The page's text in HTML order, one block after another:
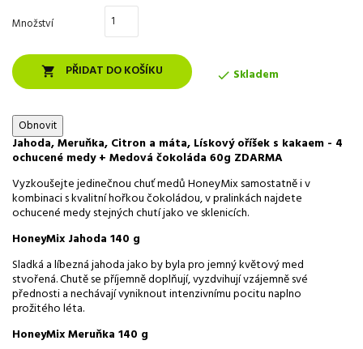
Množství
 PŘIDAT DO KOŠÍKU  Skladem
Jahoda, Meruňka, Citron a máta, Lískový oříšek s kakaem - 4
ochucené medy + Medová čokoláda 60g ZDARMA
Vyzkoušejte jedinečnou chuť medů HoneyMix samostatně i v
kombinaci s kvalitní hořkou čokoládou, v pralinkách najdete
ochucené medy stejných chutí jako ve sklenicích.
HoneyMix Jahoda 140 g
Sladká a líbezná jahoda jako by byla pro jemný květový med
stvořená. Chutě se příjemně doplňují, vyzdvihují vzájemně své
přednosti a nechávají vyniknout intenzivnímu pocitu naplno
prožitého léta.
HoneyMix Meruňka 140 g